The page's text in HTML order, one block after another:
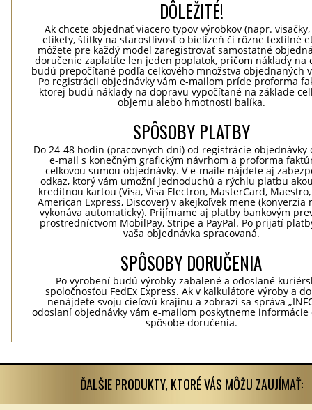
DÔLEŽITÉ!
Ak chcete objednať viacero typov výrobkov (napr.
etikety, štítky na starostlivosť o bielizeň či rôzne textilné
môžete pre každý model zaregistrovať samostatné
doručenie zaplatíte len jeden poplatok, pričom náklady na
budú prepočítané podľa celkového množstva objednaných
Po registrácii objednávky vám e-mailom príde proforma
ktorej budú náklady na dopravu vypočítané na základe
objemu alebo hmotnosti balíka.
SPÔSOBY PLATBY
Do 24-48 hodín (pracovných dní) od registrácie objednávky
e-mail s konečným grafickým návrhom a proforma
celkovou sumou objednávky. V e-maile nájdete aj
odkaz, ktorý vám umožní jednoduchú a rýchlu platbu
kreditnou kartou (Visa, Visa Electron, MasterCard,
American Express, Discover) v akejkoľvek mene (konverzia
vykonáva automaticky). Prijímame aj platby bankovým
prostredníctvom MobilPay, Stripe a PayPal. Po prijatí
vaša objednávka spracovaná.
SPÔSOBY DORUČENIA
Po vyrobení budú výrobky zabalené a odoslané
spoločnosťou FedEx Express. Ak v kalkulátore výroby a
nenájdete svoju cieľovú krajinu a zobrazí sa správa
odoslaní objednávky vám e-mailom poskytneme informácie
spôsobe doručenia.
ĎALŠIE PRODUKTY, KTORÉ VÁS MÔŽU ZAUJÍMAŤ: